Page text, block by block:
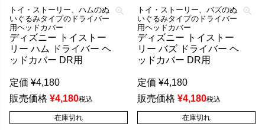
トイ・ストーリー、ハムのぬ
いぐるみタイプのドライバー
用ヘッドカバー
ディズニー トイストー
リー ハム ドライバー ヘ
ッドカバー DR用
定価 ¥4,180
販売価格 ¥4,180税込
在庫切れ
トイ・ストーリー、バズのぬ
いぐるみタイプのドライバー
用ヘッドカバー
ディズニー トイストー
リー バズ ドライバー ヘ
ッドカバー DR用
定価 ¥4,180
販売価格 ¥4,180税込
在庫切れ